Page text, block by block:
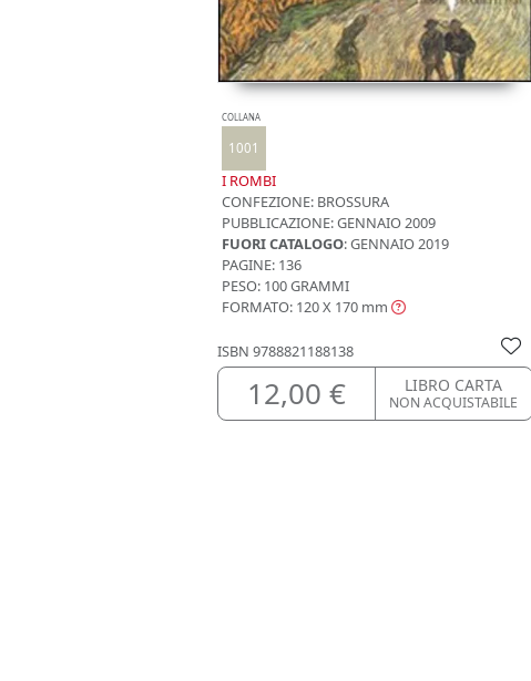
COLLANA
1001
I ROMBI
CONFEZIONE: BROSSURA
PUBBLICAZIONE:GENNAIO 2009
FUORI CATALOGO: GENNAIO 2019
PAGINE: 136
PESO: 100 GRAMMI
FORMATO: 120 X 170 mm
ISBN 9788821188138
12,00 € LIBRO CARTA
NON ACQUISTABILE